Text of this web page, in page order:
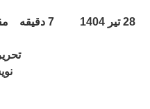
28 تیر 1404 7 دقیقه